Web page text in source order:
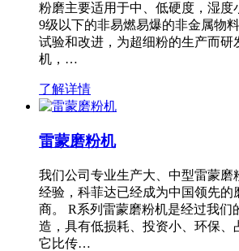
粉磨主要适用于中、低硬度，湿度
9级以下的非易燃易爆的非金属物
试验和改进，为超细粉的生产而研
机，…
了解详情
雷蒙磨粉机
我们公司专业生产大、中型雷蒙磨
经验，科菲达已经成为中国领先的
商。 R系列雷蒙磨粉机是经过我们
造，具有低损耗、投资小、环保、
它比传…